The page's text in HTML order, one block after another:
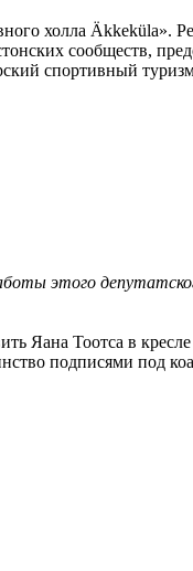
холла Äkkeküla».
сообществ,
спортивный
этого
Яана Тоотса в кресле
подписями под